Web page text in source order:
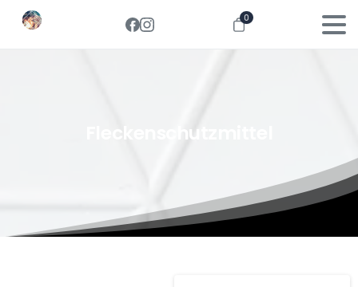
0
Fleckenschutzmittel